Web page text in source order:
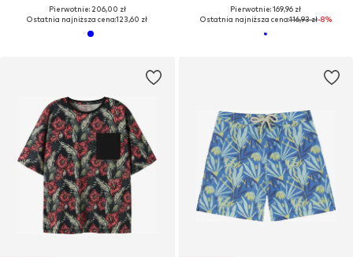
Pierwotnie: 206,00 zł
Ostatnia najniższa cena:123,60 zł
Pierwotnie: 169,96 zł
Ostatnia najniższa cena:116,93 zł-8%